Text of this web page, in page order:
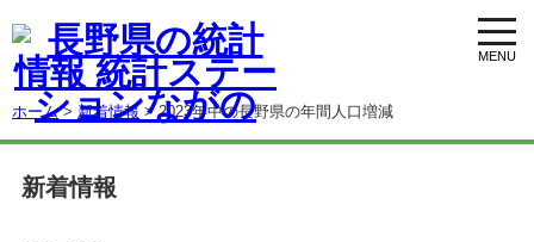
ホーム> 新着情報 > 2023年中の長野県の年間人口増減
新着情報